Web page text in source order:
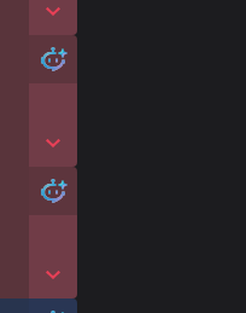
Show More Detail Games
Show More Detail Games
Show More Detail Games